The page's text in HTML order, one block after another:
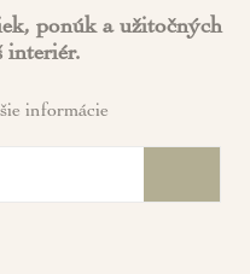
ponúk a užitočných
interiér.
informácie